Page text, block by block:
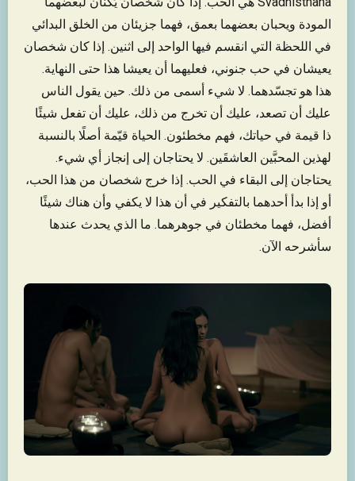
المودة ويحبان بعضهما بعمق، فهما جزيئان من الخلق البدائي
في اللحظة التي انقسم فيها الواحد إلى اثنين. إذا كان شخصان
يعيشان في حب جنوني، فعليهما أن يعيشا هذا حتى النهاية.
هذا هو تجسّدهما. لا شيء أسمى من ذلك. حين يقول الناس
عليك أن تصعد، عليك أن تخرج من ذلك، عليك أن تفعل شيئًا
ذا قيمة في حياتك، فهم مخطئون. الحياة قيّمة أصلًا بالنسبة
لهذين المحبَّين العاشقَين. لا يحتاجان إلى إنجاز أي شيء.
يحتاجان إلى البقاء في الحب. إذا خرج شخصان من هذا الحب،
أو إذا بدأ أحدهما بالتفكير في أن هذا لا يكفي وأن هناك شيئًا
أفضل، فهما مخطئان في جوهرهما. ما الذي يحدث عندها
سأشرحه الآن.